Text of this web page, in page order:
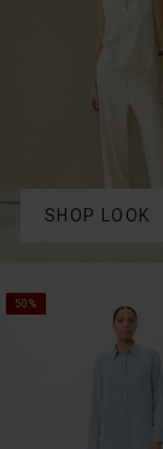
SHOP LOOK
50%